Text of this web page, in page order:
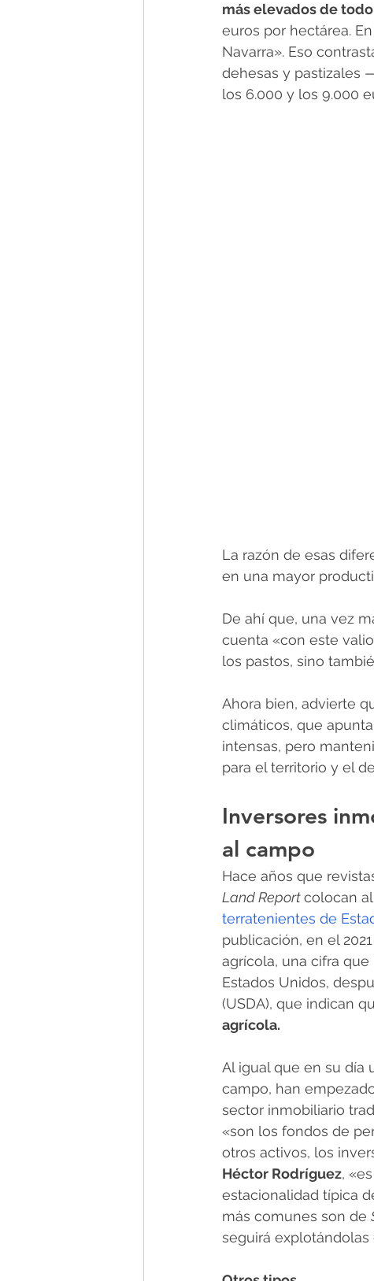
más elevados de
euros por hectárea.
Navarra». Eso
dehesas y pastizales
los 6.000 y los 9.000
La razón de esas
en una mayor
De ahí que, una vez
cuenta «con este
los pastos, sino
Ahora bien, advierte
climáticos, que
intensas, pero
para el territorio y el
Inversores
al campo
Hace años que
Land Report colocan
terratenientes de
publicación, en el
agrícola, una cifra
Estados Unidos,
(USDA), que indican
agrícola.
Al igual que en su día
campo, han
sector inmobiliario
«son los fondos de
otros activos, los
Héctor Rodríguez,
estacionalidad típica
más comunes son de
seguirá explotándolas